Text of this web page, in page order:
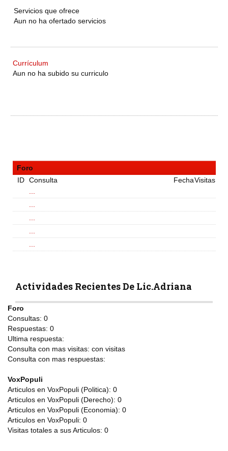
Servicios que ofrece
Aun no ha ofertado servicios
Currículum
Aun no ha subido su curriculo
Foro
ID Consulta FechaVisitas
Actividades Recientes De Lic.Adriana
Foro
Consultas: 0
Respuestas: 0
Ultima respuesta:
Consulta con mas visitas: con visitas
Consulta con mas respuestas:
VoxPopuli
Articulos en VoxPopuli (Politica): 0
Articulos en VoxPopuli (Derecho): 0
Articulos en VoxPopuli (Economia): 0
Articulos en VoxPopuli: 0
Visitas totales a sus Articulos: 0